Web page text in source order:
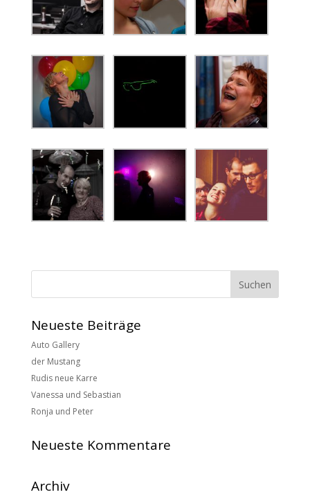
Neueste Beiträge
Auto Gallery
der Mustang
Rudis neue Karre
Vanessa und Sebastian
Ronja und Peter
Neueste Kommentare
Archiv